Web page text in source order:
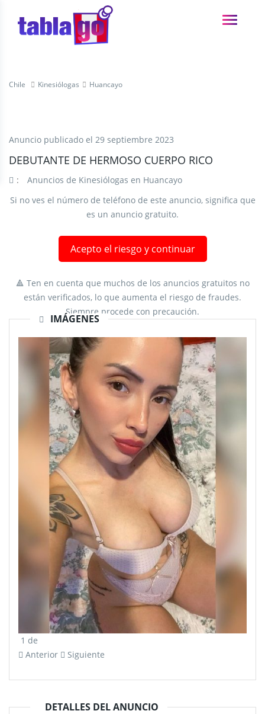
Chile Kinesiólogas Huancayo
Anuncio publicado el 29 septiembre 2023
DEBUTANTE DE HERMOSO CUERPO RICO
:
Anuncios de Kinesiólogas en Huancayo
Si no ves el número de teléfono de este anuncio, significa que
es un anuncio gratuito.
Acepto el riesgo y continuar
🔺 Ten en cuenta que muchos de los anuncios gratuitos no
están verificados, lo que aumenta el riesgo de fraudes.
Siempre procede con precaución.
IMÁGENES
1 de
Anterior
Siguiente
DETALLES DEL ANUNCIO